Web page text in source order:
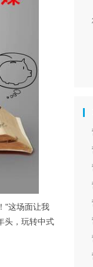
"这场面让我
头，玩转中式